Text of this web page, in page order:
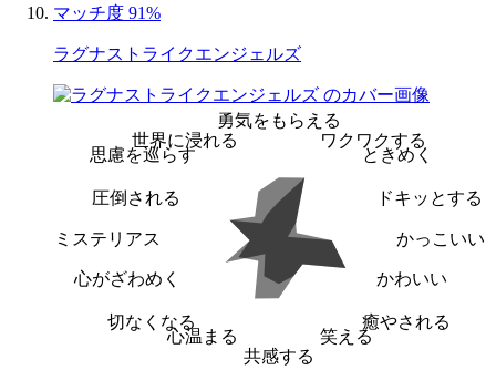
マッチ度 91%
ラグナストライクエンジェルズ
勇気をもらえる
ワクワクする
ときめく
ドキッとする
かっこいい
かわいい
癒やされる
笑える
共感する
心温まる
切なくなる
心がざわめく
ミステリアス
圧倒される
思慮を巡らす
世界に浸れる